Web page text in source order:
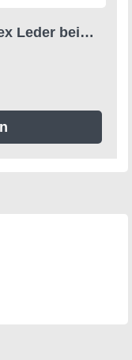
Superfit 1-000520-4000 Unisex Leder beige Sandalette